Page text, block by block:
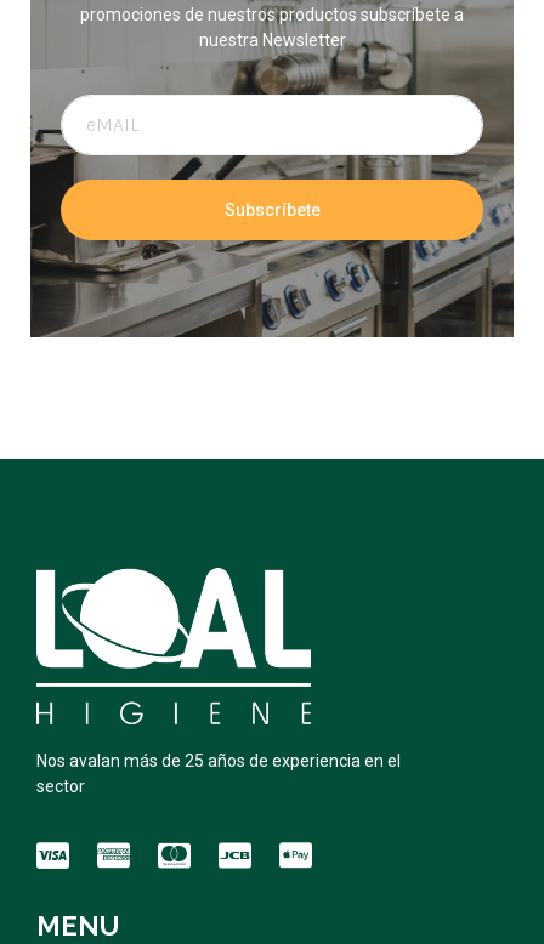
promociones de nuestros productos subscríbete a
nuestra Newsletter
Subscríbete
Nos avalan más de 25 años de experiencia en el
sector
MENU